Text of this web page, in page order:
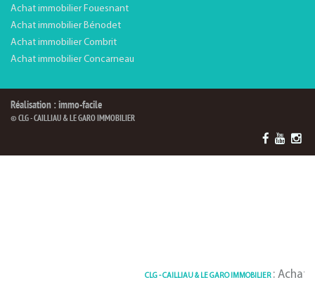
Achat immobilier Fouesnant
Achat immobilier Bénodet
Achat immobilier Combrit
Achat immobilier Concarneau
Réalisation : immo-facile
© CLG - CAILLIAU & LE GARO IMMOBILIER
CLG - CAILLIAU & LE GARO IMMOBILIER: Achat /